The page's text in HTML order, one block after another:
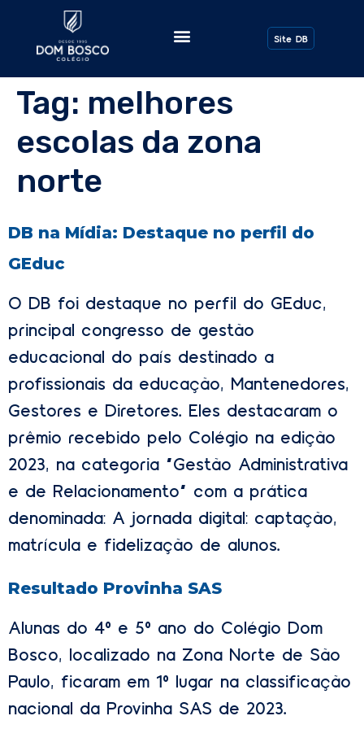
Site DB
Tag: melhores
escolas da zona
norte
DB na Mídia: Destaque no perfil do
GEduc
O DB foi destaque no perfil do GEduc,
principal congresso de gestão
educacional do país destinado a
profissionais da educação, Mantenedores,
Gestores e Diretores. Eles destacaram o
prêmio recebido pelo Colégio na edição
2023, na categoria “Gestão Administrativa
e de Relacionamento” com a prática
denominada: A jornada digital: captação,
matrícula e fidelização de alunos.
Resultado Provinha SAS
Alunas do 4º e 5º ano do Colégio Dom
Bosco, localizado na Zona Norte de São
Paulo, ficaram em 1º lugar na classificação
nacional da Provinha SAS de 2023.